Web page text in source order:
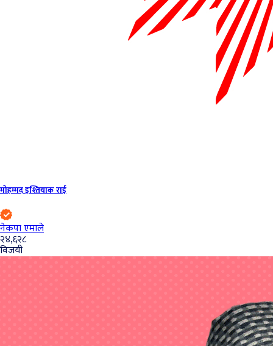
मोहम्मद इश्तियाक राई
नेकपा एमाले
२४,६२८
विजयी